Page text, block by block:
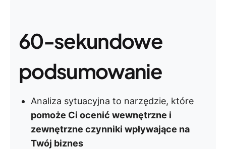
60-sekundowe
podsumowanie
Analiza sytuacyjna to narzędzie, które
pomoże Ci ocenić wewnętrzne i
zewnętrzne czynniki wpływające na
Twój biznes